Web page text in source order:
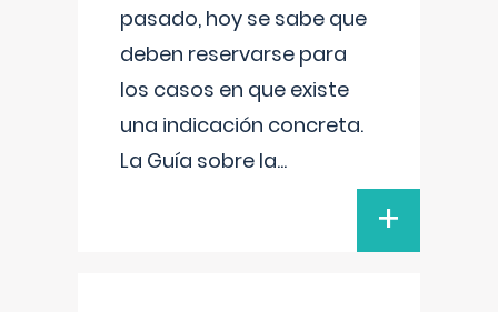
pasado, hoy se sabe que
deben reservarse para
los casos en que existe
una indicación concreta.
La Guía sobre la...
+